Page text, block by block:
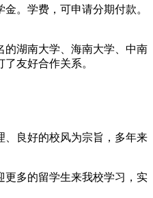
。学费，可申请分期付款。
的湖南大学、海南大学、中南
友好合作关系。
、良好的校风为宗旨，多年来
更多的留学生来我校学习，实